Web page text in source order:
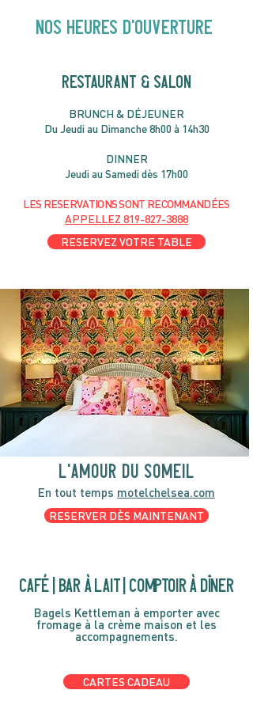
NOS heures d'ouverture
RESTAURANT & SALON
BRUNCH & DÉJEUNER
Du Jeudi au Dimanche 8h00 à 14h30
DINNER
Jeudi au Samedi dès 17h00
LES RESERVATIONSSONT RECOMMANDÉES
APPELLEZ 819-827-3888
RESERVEZ VOTRE TABLE
l'amour du someil
En tout temps motelchelsea.com
RESERVER DÈS MAINTENANT
café | Bar à lait | Comptoir à dîner
Bagels Kettleman à emporter avec
fromage à la crème maison et les
accompagnements.
CARTES CADEAU